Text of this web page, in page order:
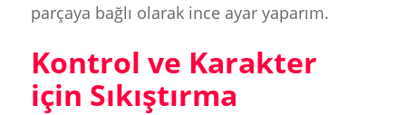
parçaya bağlı olarak ince ayar yaparım.
Kontrol ve Karakter
için Sıkıştırma